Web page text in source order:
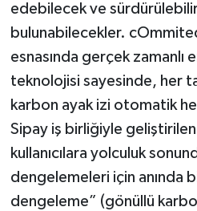
edebilecek ve
bulunabilecekler.
esnasında gerçek zamanlı
teknolojisi sayesinde, her
karbon ayak izi otomatik
Sipay iş birliğiyle
kullanıcılara yolculuk
dengelemeleri için anında
dengeleme” (gönüllü